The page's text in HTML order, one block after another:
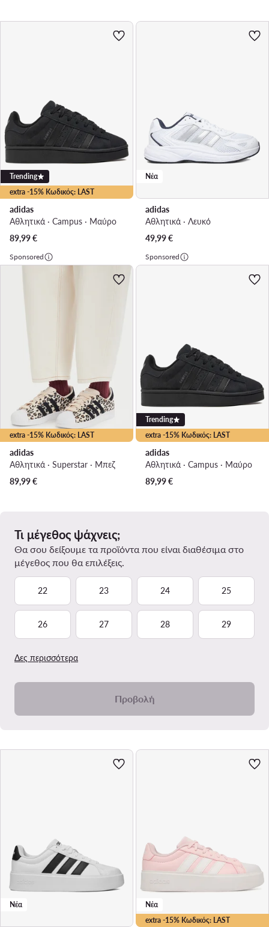
extra -15% Κωδικός: LAST
Trending
adidas
Αθλητικά · Campus · Μαύρο
89,99€
Νέα
adidas
Αθλητικά · Λευκό
49,99€
Sponsored
extra -15% Κωδικός: LAST
adidas
Αθλητικά · Superstar · Μπεζ
89,99€
Sponsored
extra -15% Κωδικός: LAST
Trending
adidas
Αθλητικά · Campus · Μαύρο
89,99€
Τι μέγεθος ψάχνεις;
Θα σου δείξουμε τα προϊόντα που είναι διαθέσιμα στο
μέγεθος που θα επιλέξεις.
22 23 24 25
26 27 28 29
Δες περισσότερα
Προβολή
Νέα
extra -15% Κωδικός: LAST
Νέα